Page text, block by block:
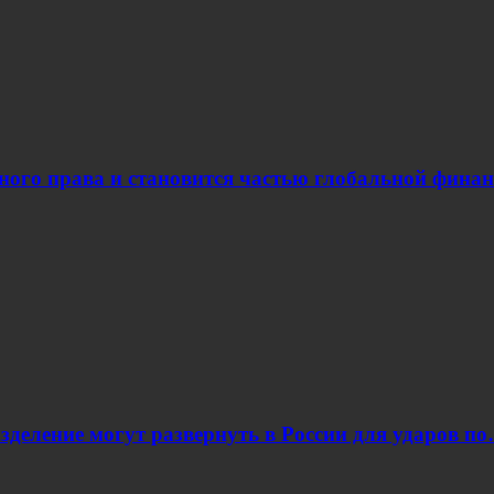
права и становится частью глобальной
могут развернуть в России для ударов